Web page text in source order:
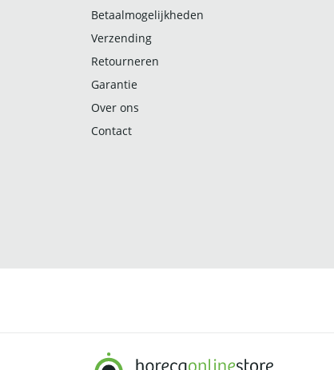
Betaalmogelijkheden
Verzending
Retourneren
Garantie
Over ons
Contact